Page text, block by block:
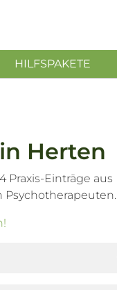
HILFSPAKETE
Herten
Praxis-Einträge aus
Psychotherapeuten.